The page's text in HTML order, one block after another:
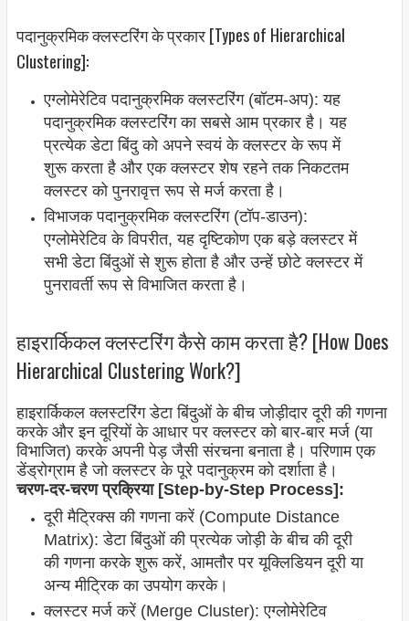
पदानुक्रमिक क्लस्टरिंग के प्रकार [Types of Hierarchical
Clustering]:
एग्लोमेरेटिव पदानुक्रमिक क्लस्टरिंग (बॉटम-अप): यह
पदानुक्रमिक क्लस्टरिंग का सबसे आम प्रकार है। यह
प्रत्येक डेटा बिंदु को अपने स्वयं के क्लस्टर के रूप में
शुरू करता है और एक क्लस्टर शेष रहने तक निकटतम
क्लस्टर को पुनरावृत्त रूप से मर्ज करता है।
विभाजक पदानुक्रमिक क्लस्टरिंग (टॉप-डाउन):
एग्लोमेरेटिव के विपरीत, यह दृष्टिकोण एक बड़े क्लस्टर में
सभी डेटा बिंदुओं से शुरू होता है और उन्हें छोटे क्लस्टर में
पुनरावर्ती रूप से विभाजित करता है।
हाइरार्किकल क्लस्टरिंग कैसे काम करता है? [How Does
Hierarchical Clustering Work?]
हाइरार्किकल क्लस्टरिंग डेटा बिंदुओं के बीच जोड़ीदार दूरी की गणना
करके और इन दूरियों के आधार पर क्लस्टर को बार-बार मर्ज (या
विभाजित) करके अपनी पेड़ जैसी संरचना बनाता है। परिणाम एक
डेंड्रोग्राम है जो क्लस्टर के पूरे पदानुक्रम को दर्शाता है।
चरण-दर-चरण प्रक्रिया [Step-by-Step Process]:
दूरी मैट्रिक्स की गणना करें (Compute Distance
Matrix): डेटा बिंदुओं की प्रत्येक जोड़ी के बीच की दूरी
की गणना करके शुरू करें, आमतौर पर यूक्लिडियन दूरी या
अन्य मीट्रिक का उपयोग करके।
क्लस्टर मर्ज करें (Merge Cluster): एग्लोमेरेटिव